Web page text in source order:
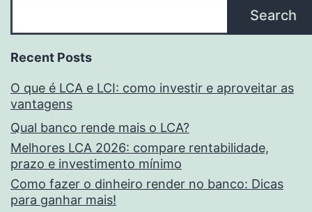
Search
Recent Posts
O que é LCA e LCI: como investir e aproveitar as
vantagens
Qual banco rende mais o LCA?
Melhores LCA 2026: compare rentabilidade,
prazo e investimento mínimo
Como fazer o dinheiro render no banco: Dicas
para ganhar mais!